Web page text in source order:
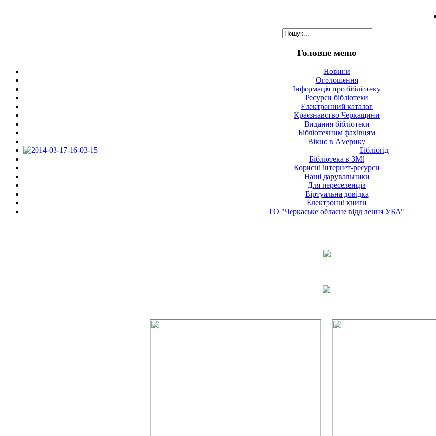
Головне меню
Новини
Оголошення
Інформація про бібліотеку
Ресурси бібліотеки
Електронний каталог
Краєзнавство Черкащини
Видання бібліотеки
Бібліотечним фахівцям
Вікно в Америку
Бібліогід
Бібліотека в ЗМІ
Корисні інтернет-ресурси
Наші дарувальники
Для переселенців
Віртуальна довідка
Електронні книги
ГО "Черкаське обласне відділення УБА"